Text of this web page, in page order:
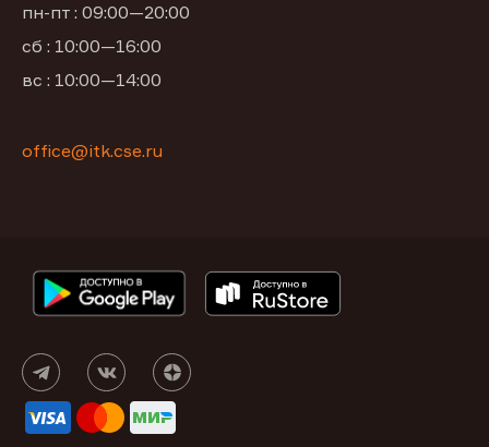
пн-пт : 09:00—20:00
сб : 10:00—16:00
вс : 10:00—14:00
office@itk.cse.ru